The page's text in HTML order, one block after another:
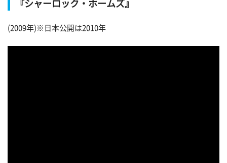
『シャーロック・ホームズ』
(2009年)※日本公開は2010年